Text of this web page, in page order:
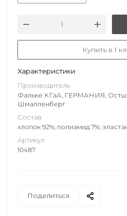
Купить в 1
Характеристики
Производитель
Фальке КГаА, ГЕРМАНИЯ,
Шмалленберг
Состав
хлопок 92%; полиамид 7%;
Артикул
10487
Поделиться